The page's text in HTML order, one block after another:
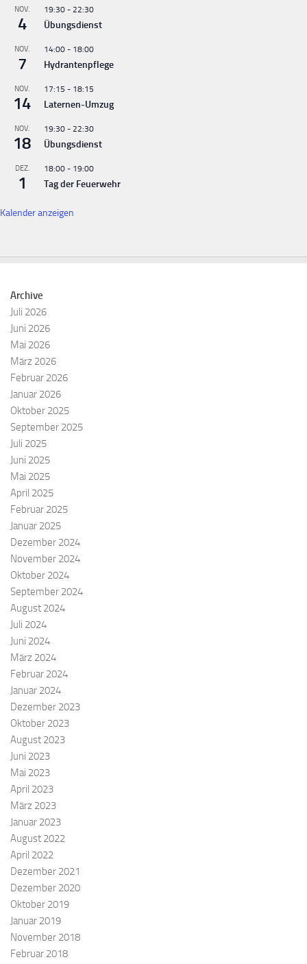
NOV.
4
19:30 - 22:30
Übungsdienst
NOV.
7
14:00 - 18:00
Hydrantenpflege
NOV.
14
17:15 - 18:15
Laternen-Umzug
NOV.
18
19:30 - 22:30
Übungsdienst
DEZ.
1
18:00 - 19:00
Tag der Feuerwehr
Kalender anzeigen
Archive
Juli 2026
Juni 2026
Mai 2026
März 2026
Februar 2026
Januar 2026
Oktober 2025
September 2025
Juli 2025
Juni 2025
Mai 2025
April 2025
Februar 2025
Januar 2025
Dezember 2024
November 2024
Oktober 2024
September 2024
August 2024
Juli 2024
Juni 2024
März 2024
Februar 2024
Januar 2024
Dezember 2023
Oktober 2023
August 2023
Juni 2023
Mai 2023
April 2023
März 2023
Januar 2023
August 2022
April 2022
Dezember 2021
Dezember 2020
Oktober 2019
Januar 2019
November 2018
Februar 2018